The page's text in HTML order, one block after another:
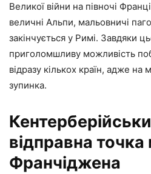
Великої війни на півночі
величні Альпи, мальовничі
закінчується у Римі. Завдяки
приголомшливу можливість
відразу кількох країн, адже
зупинка.
відправна
Франчіджена